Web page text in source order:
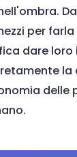
per
dare loro
la
delle